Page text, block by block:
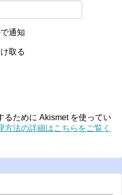
通知
取る
るために Akismet を使ってい
方法の詳細はこちらをご覧く